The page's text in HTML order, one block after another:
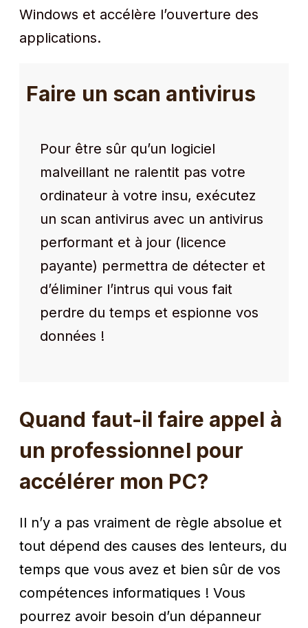
Windows et accélère l’ouverture des
applications.
Faire un scan antivirus
Pour être sûr qu’un logiciel
malveillant ne ralentit pas votre
ordinateur à votre insu, exécutez
un scan antivirus avec un antivirus
performant et à jour (licence
payante) permettra de détecter et
d’éliminer l’intrus qui vous fait
perdre du temps et espionne vos
données !
Quand faut-il faire appel à
un professionnel pour
accélérer mon PC?
Il n’y a pas vraiment de règle absolue et
tout dépend des causes des lenteurs, du
temps que vous avez et bien sûr de vos
compétences informatiques ! Vous
pourrez avoir besoin d’un dépanneur